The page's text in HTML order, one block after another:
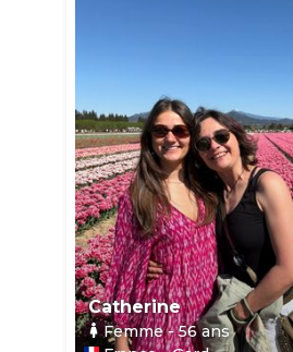
Catherine
Femme- 56ans